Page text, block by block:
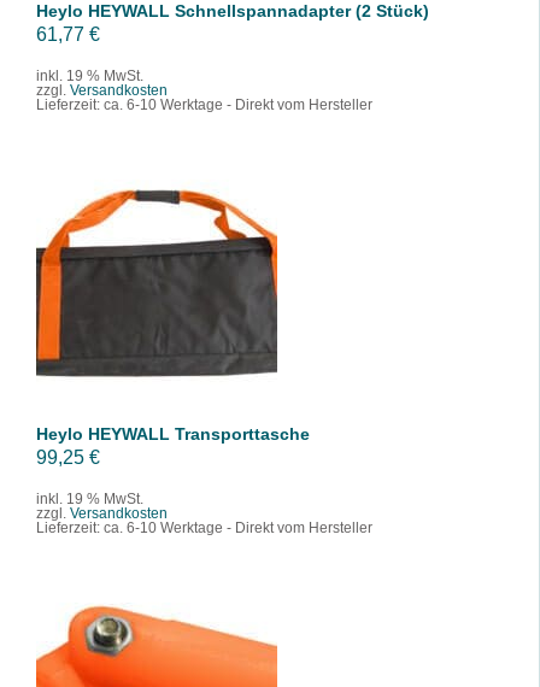
Heylo HEYWALL Schnellspannadapter (2 Stück)
61,77 €
inkl. 19 % MwSt.
zzgl. Versandkosten
Lieferzeit: ca. 6-10 Werktage - Direkt vom Hersteller
Heylo HEYWALL Transporttasche
99,25 €
inkl. 19 % MwSt.
zzgl. Versandkosten
Lieferzeit: ca. 6-10 Werktage - Direkt vom Hersteller